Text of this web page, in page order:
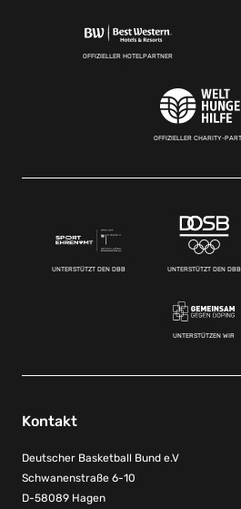
OFFIZIELLER HOTELPARTNER
OFFIZIELLER CHARITY-
UNTERSTÜTZT DEN DBB UNTERSTÜTZT DEN DBB
UNTERSTÜTZEN WIR
Kontakt
Deutscher Basketball Bund e.V
Schwanenstraße 6-10
D-58089 Hagen